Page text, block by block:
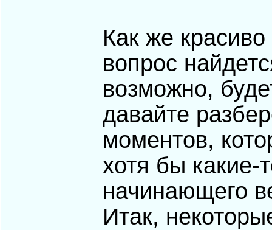
Как же
вопрос
возможно,
давайте
моментов,
хотя бы какие-
начинающего
Итак,